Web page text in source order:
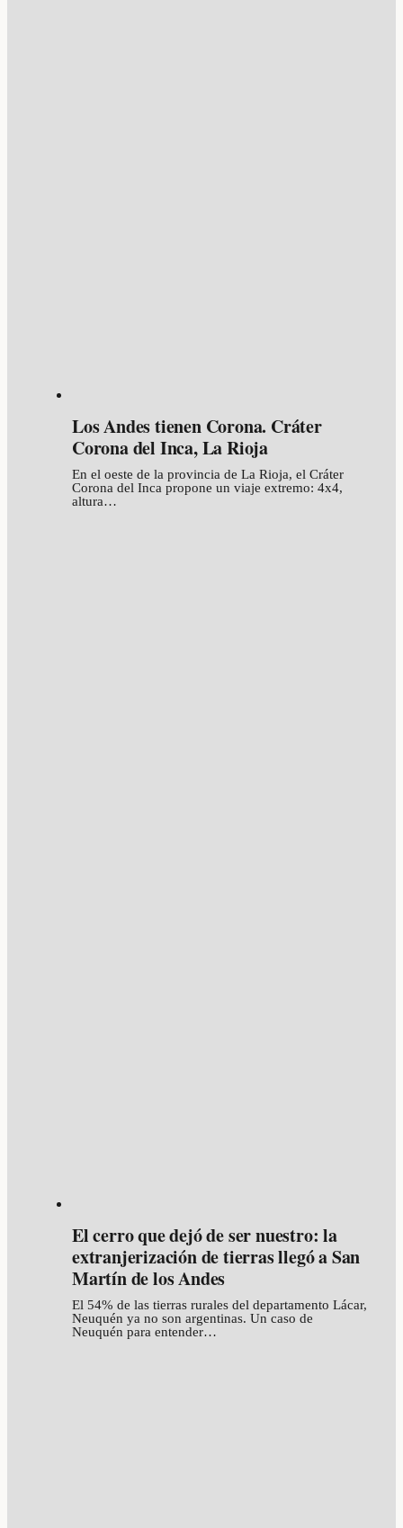
Los Andes tienen Corona. Cráter
Corona del Inca, La Rioja
En el oeste de la provincia de La Rioja, el Cráter
Corona del Inca propone un viaje extremo: 4x4,
altura…
El cerro que dejó de ser nuestro: la
extranjerización de tierras llegó a San
Martín de los Andes
El 54% de las tierras rurales del departamento Lácar,
Neuquén ya no son argentinas. Un caso de
Neuquén para entender…